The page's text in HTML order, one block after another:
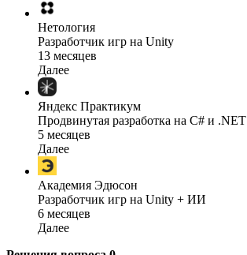
Нетология
Разработчик игр на Unity
13 месяцев
Далее
Яндекс Практикум
Продвинутая разработка на C# и .NET
5 месяцев
Далее
Академия Эдюсон
Разработчик игр на Unity + ИИ
6 месяцев
Далее